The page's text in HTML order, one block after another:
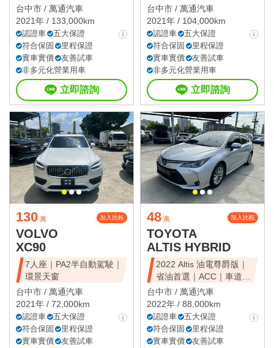
全速域｜質感休旅
台中市 / 萬通汽車
2021年 / 133,000km
認證車
五大保證
符合保固
里程保證
實車實價
友善試車
非多元化營業用車
立即諮詢
台中市 / 萬通汽車
2021年 / 104,000km
認證車
五大保證
符合保固
里程保證
實車實價
友善試車
非多元化營業用車
立即諮詢
130 萬 加入比較
VOLVO
XC90
7人座｜PA2半自動駕駛｜
環景天窗
台中市 / 萬通汽車
2021年 / 72,000km
認證車
五大保證
符合保固
里程保證
實車實價
友善試車
48 萬 加入比較
TOYOTA
ALTIS HYBRID
2022 Altis 油電尊爵版｜
省油首選｜ACC｜車道維
持
台中市 / 萬通汽車
2022年 / 88,000km
認證車
五大保證
符合保固
里程保證
實車實價
友善試車